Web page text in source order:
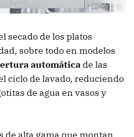
secado de los platos
sobre todo en modelos
automática de las
ciclo de lavado, reduciendo
de agua en vasos y